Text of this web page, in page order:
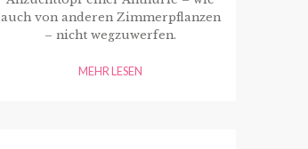
auch von anderen Zimmerpflanzen
– nicht wegzuwerfen.
MEHR LESEN